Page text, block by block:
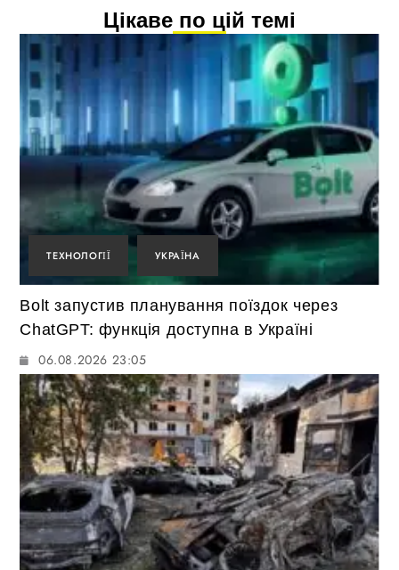
Цікаве по цій темі
ТЕХНОЛОГІЇ УКРАЇНА
Bolt запустив планування поїздок через
ChatGPT: функція доступна в Україні
06.08.2026 23:05